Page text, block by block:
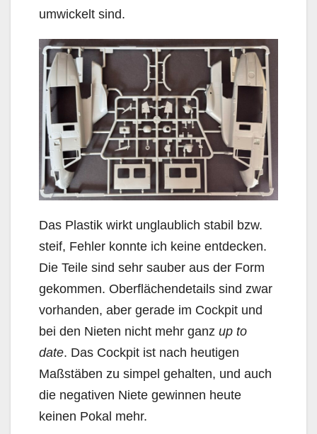
umwickelt sind.
Das Plastik wirkt unglaublich stabil bzw.
steif, Fehler konnte ich keine entdecken.
Die Teile sind sehr sauber aus der Form
gekommen. Oberflächendetails sind zwar
vorhanden, aber gerade im Cockpit und
bei den Nieten nicht mehr ganz up to
date. Das Cockpit ist nach heutigen
Maßstäben zu simpel gehalten, und auch
die negativen Niete gewinnen heute
keinen Pokal mehr.